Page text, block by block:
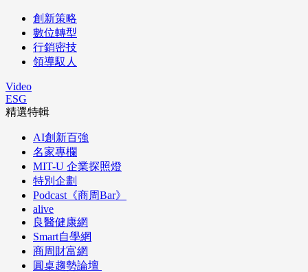
創新策略
數位轉型
行銷密技
領導馭人
Video
ESG
精選特輯
AI創新百強
名家專欄
MIT-U 企業探照燈
特別企劃
Podcast《商周Bar》
alive
良醫健康網
Smart自學網
商周財富網
圓桌趨勢論壇